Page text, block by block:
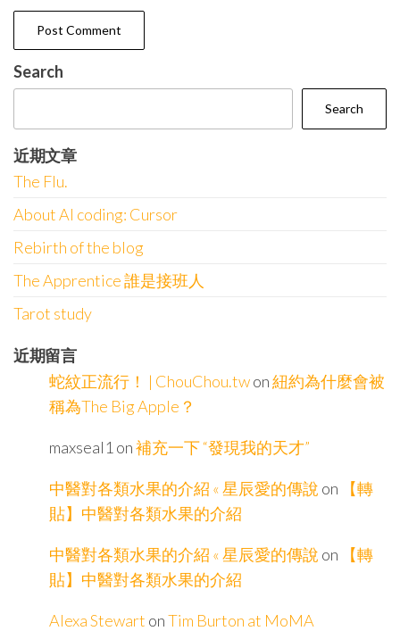
Search
Search
近期文章
The Flu.
About AI coding: Cursor
Rebirth of the blog
The Apprentice 誰是接班人
Tarot study
近期留言
蛇紋正流行！ | ChouChou.twon紐約為什麼會被
稱為The Big Apple？
maxseal1 on補充一下 “發現我的天才”
中醫對各類水果的介紹 « 星辰愛的傳說 on
【轉
貼】中醫對各類水果的介紹
中醫對各類水果的介紹 « 星辰愛的傳說 on
【轉
貼】中醫對各類水果的介紹
Alexa Stewart onTim Burton at MoMA